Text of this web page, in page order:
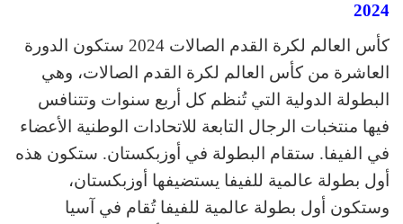
2024
كأس العالم لكرة القدم الصالات 2024 ستكون الدورة
العاشرة من كأس العالم لكرة القدم الصالات، وهي
البطولة الدولية التي تُنظم كل أربع سنوات وتتنافس
فيها منتخبات الرجال التابعة للاتحادات الوطنية الأعضاء
في الفيفا. ستقام البطولة في أوزبكستان. ستكون هذه
أول بطولة عالمية للفيفا يستضيفها أوزبكستان،
وستكون أول بطولة عالمية للفيفا تُقام في آسيا